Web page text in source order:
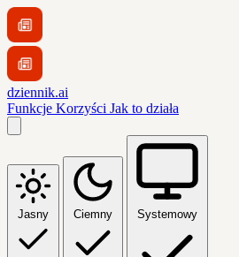
dziennik.ai
Funkcje Korzyści Jak to działa
Jasny Ciemny Systemowy